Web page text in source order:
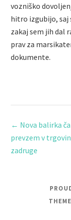
vozniško
hitro izgubijo, saj
zakaj sem jih dal
prav za
dokumente.
← Nova balirka
prevzem v
zadruge